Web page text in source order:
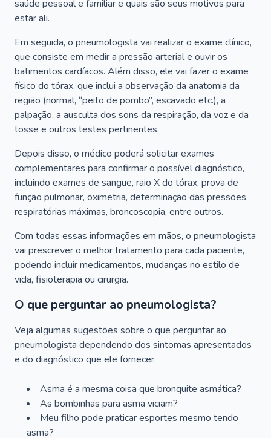
saúde pessoal e familiar e quais são seus motivos para
estar ali.
Em seguida, o pneumologista vai realizar o exame clínico,
que consiste em medir a pressão arterial e ouvir os
batimentos cardíacos. Além disso, ele vai fazer o exame
físico do tórax, que inclui a observação da anatomia da
região (normal, “peito de pombo”, escavado etc.), a
palpação, a ausculta dos sons da respiração, da voz e da
tosse e outros testes pertinentes.
Depois disso, o médico poderá solicitar exames
complementares para confirmar o possível diagnóstico,
incluindo exames de sangue, raio X do tórax, prova de
função pulmonar, oximetria, determinação das pressões
respiratórias máximas, broncoscopia, entre outros.
Com todas essas informações em mãos, o pneumologista
vai prescrever o melhor tratamento para cada paciente,
podendo incluir medicamentos, mudanças no estilo de
vida, fisioterapia ou cirurgia.
O que perguntar ao pneumologista?
Veja algumas sugestões sobre o que perguntar ao
pneumologista dependendo dos sintomas apresentados
e do diagnóstico que ele fornecer:
Asma é a mesma coisa que bronquite asmática?
As bombinhas para asma viciam?
Meu filho pode praticar esportes mesmo tendo
asma?